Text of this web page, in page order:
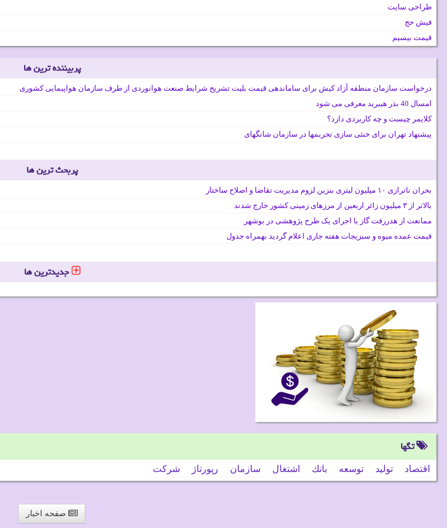
طراحی سایت
فیش حج
قیمت بیسیم
پربیننده ترین ها
درخواست سازمان منطقه آزاد کیش برای ساماندهی قیمت بلیت تشریح شرایط صنعت هوانوردی از طرف سازمان هواپیمایی کشوری
امسال 40 بذر هیبرید معرفی می شود
کلایمر چیست و چه کاربردی دارد؟
پیشنهاد تهران برای خنثی سازی تحریمها در سازمان شانگهای
پربحث ترین ها
بحران ناترازی ۱۰ میلیون لیتری بنزین لزوم مدیریت تقاضا و اصلاح ساختار
بالاتر از ۳ میلیون زائر اربعین از مرزهای زمینی کشور خارج شدند
ممانعت از هدررفت گاز با اجرای یک طرح پژوهشی در بوشهر
قیمت عمده میوه و سبزیجات هفته جاری اعلام گردید بهمراه جدول
جدیدترین ها
تگها
اقتصاد تولید توسعه بانك اشتغال سازمان رپورتاژ شركت
صفحه اخبار